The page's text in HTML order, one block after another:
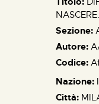
Sezione:
Autore:
Codice:
Nazione:
Città: